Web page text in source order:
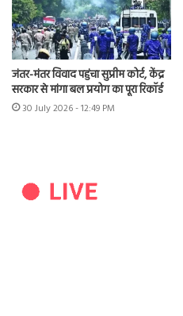
जंतर-मंतर विवाद पहुंचा सुप्रीम कोर्ट, केंद्र
सरकार से मांगा बल प्रयोग का पूरा रिकॉर्ड
30 July 2026 - 12:49 PM